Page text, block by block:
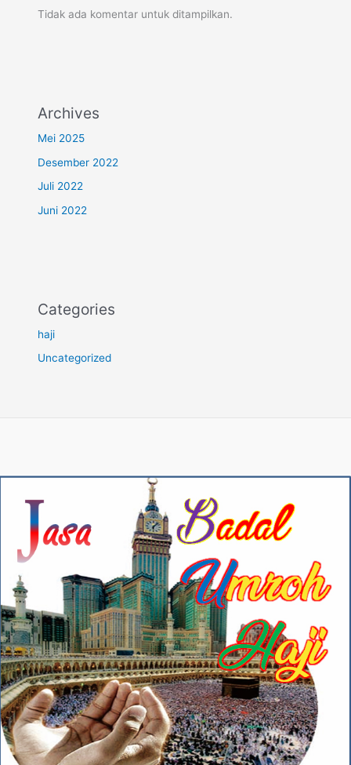
Tidak ada komentar untuk ditampilkan.
Archives
Mei 2025
Desember 2022
Juli 2022
Juni 2022
Categories
haji
Uncategorized